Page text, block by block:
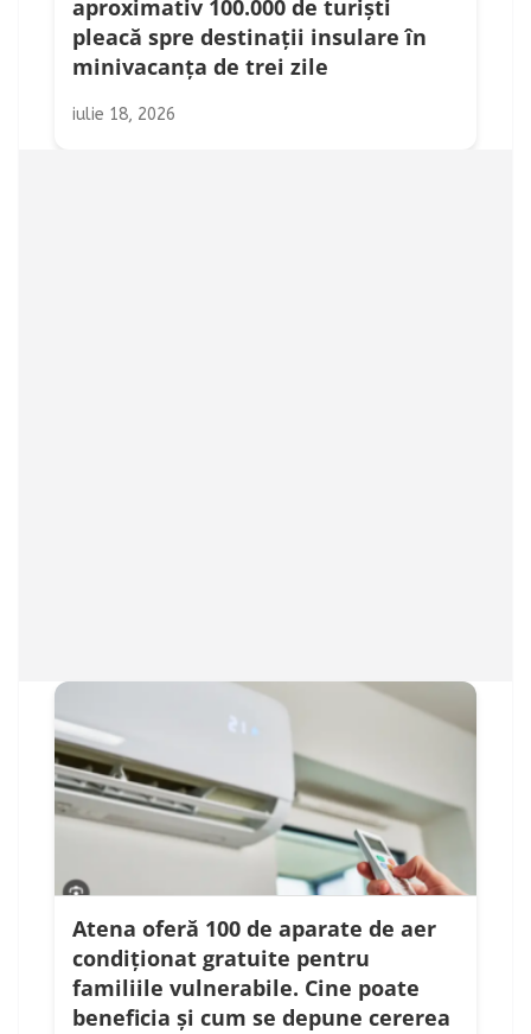
aproximativ 100.000 de turiști
pleacă spre destinații insulare în
minivacanța de trei zile
iulie 18, 2026
Atena oferă 100 de aparate de aer
condiționat gratuite pentru
familiile vulnerabile. Cine poate
beneficia și cum se depune cererea